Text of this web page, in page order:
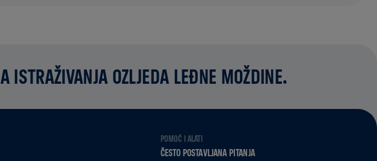
OZLJEDA LEĐNE MOŽDINE.
POMOĆ I ALATI
ČESTO POSTAVLJANA PITANJA